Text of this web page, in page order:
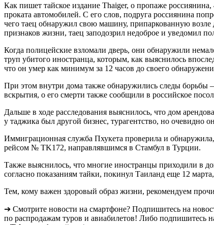
Как пишет тайское издание Thaiger, о пропаже
проката автомобилей. С его слов, подруга россиянина
чего таец обнаружил свою машину, припаркованную
признаков жизни, таец заподозрил недоброе и уведомил
Когда полицейские взломали дверь, они обнаружили
труп убитого иностранца, которым, как выяснилось
что он умер как минимум за 12 часов до своего
При этом внутри дома также обнаружились следы борьбы
вскрытия, о его смерти также сообщили в российское
Дальше в ходе расследования выяснилось, что дом
у таджика был другой бизнес, турагентство, но очевидно
Иммиграционная служба Пхукета проверила и
рейсом № TK172, направлявшимся в Стамбул в Турции.
Также выяснилось, что многие иностранцы приходили в
согласно показаниям тайки, покинул Таиланд еще 12
Тем, кому важен здоровый образ жизни, рекомендуем
➔ Смотрите новости на смартфоне? Подпишитесь на
по распродажам туров и авиабилетов! Либо подпишитесь